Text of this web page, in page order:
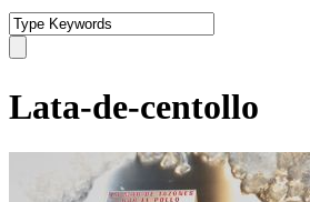
Lata-de-centollo